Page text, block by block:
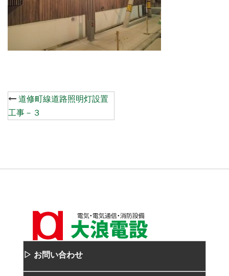
Post
navigation
道修町線道路照明灯設置
工事－３
▷ お問い合わせ